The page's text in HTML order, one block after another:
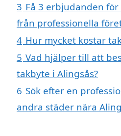
3 Få 3 erbjudanden
från professionella
4 Hur mycket kostar
5 Vad hjälper till att
takbyte i Alingsås?
6 Sök efter en
andra städer nära